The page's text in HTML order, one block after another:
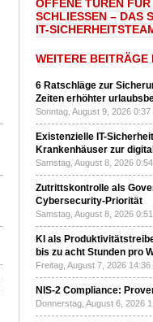
OFFENE TÜREN
SCHLIESSEN – DAS
T-
WEITERE BEITRÄGE
6 Ratschläge zur
Zeiten erhöhter
Sonntag, August 9, 2026 0:37
Existenzielle IT-
Krankenhäuser zur
Samstag, August 8, 2026
Zutrittskontrolle als
Cybersecurity-Priorität
Samstag, August 8, 2026
KI als
bis zu acht Stunden pro
Freitag, August 7, 2026 14:36
NIS-2 Compliance:
Donnerstag, August 6, 2026